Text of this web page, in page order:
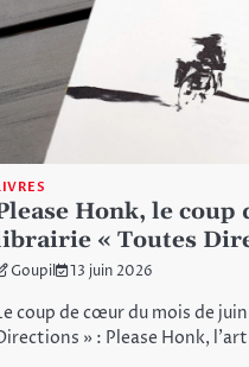
Honk, le
« Toutes
Goupil 13 juin 2026
coup de cœur du mois de
» : Please Honk,